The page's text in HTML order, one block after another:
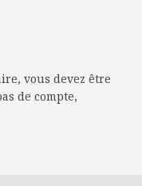
vous devez être
de compte,